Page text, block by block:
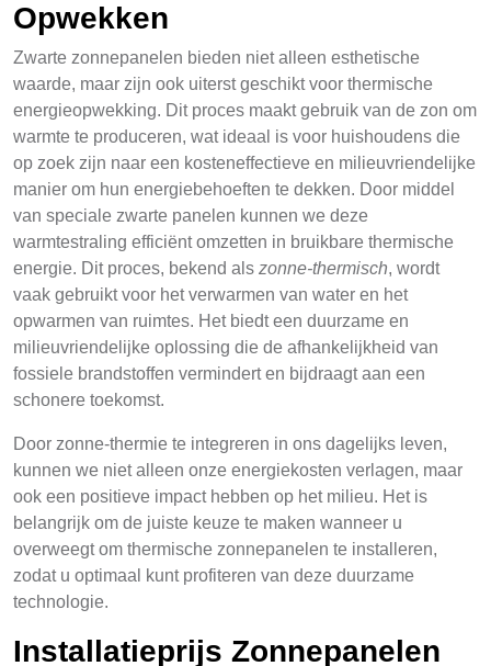
Opwekken
Zwarte zonnepanelen bieden niet alleen esthetische
waarde, maar zijn ook uiterst geschikt voor thermische
energieopwekking. Dit proces maakt gebruik van de zon om
warmte te produceren, wat ideaal is voor huishoudens die
op zoek zijn naar een kosteneffectieve en milieuvriendelijke
manier om hun energiebehoeften te dekken. Door middel
van speciale zwarte panelen kunnen we deze
warmtestraling efficiënt omzetten in bruikbare thermische
energie. Dit proces, bekend als zonne-thermisch, wordt
vaak gebruikt voor het verwarmen van water en het
opwarmen van ruimtes. Het biedt een duurzame en
milieuvriendelijke oplossing die de afhankelijkheid van
fossiele brandstoffen vermindert en bijdraagt aan een
schonere toekomst.
Door zonne-thermie te integreren in ons dagelijks leven,
kunnen we niet alleen onze energiekosten verlagen, maar
ook een positieve impact hebben op het milieu. Het is
belangrijk om de juiste keuze te maken wanneer u
overweegt om thermische zonnepanelen te installeren,
zodat u optimaal kunt profiteren van deze duurzame
technologie.
Installatieprijs Zonnepanelen